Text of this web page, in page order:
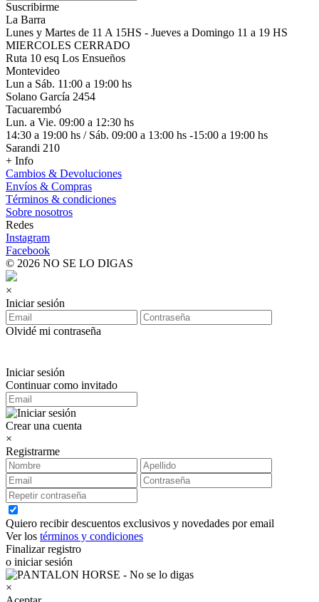
Suscribirme
La Barra
Lunes y Martes de 11 A 15HS - Jueves a Domingo 11 a 19 HS
MIERCOLES CERRADO
Ruta 10 esq Los Ensueños
Montevideo
Lun a Sáb. 11:00 a 19:00 hs
Solano García 2454
Tacuarembó
Lun. a Vie. 09:00 a 12:30 hs
14:30 a 19:00 hs / Sáb. 09:00 a 13:00 hs -15:00 a 19:00 hs
Sarandi 210
+ Info
Cambios & Devoluciones
Envíos & Compras
Términos & condiciones
Sobre nosotros
Redes
Instagram
Facebook
© 2026 NO SE LO DIGAS
×
Iniciar sesión
Olvidé mi contraseña
Iniciar sesión
Continuar como invitado
Crear una cuenta
×
Registrarme
Quiero recibir descuentos exclusivos y novedades por email
Ver los términos y condiciones
Finalizar registro
o iniciar sesión
×